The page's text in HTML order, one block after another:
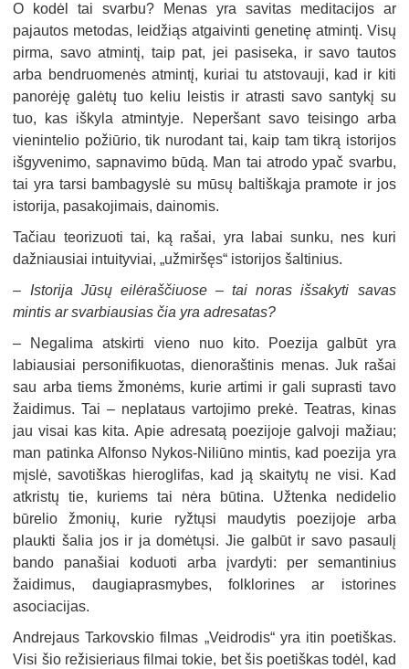
O kodėl tai svarbu? Menas yra savitas meditacijos ar
pajautos metodas, leidžiąs atgaivinti genetinę atmintį. Visų
pirma, savo atmintį, taip pat, jei pasiseka, ir savo tautos
arba bendruomenės atmintį, kuriai tu atstovauji, kad ir kiti
panorėję galėtų tuo keliu leistis ir atrasti savo santykį su
tuo, kas iškyla atmintyje. Neperšant savo teisingo arba
vienintelio požiūrio, tik nurodant tai, kaip tam tikrą istorijos
išgyvenimo, sapnavimo būdą. Man tai atrodo ypač svarbu,
tai yra tarsi bambagyslė su mūsų baltiškąja pramote ir jos
istorija, pasakojimais, dainomis.
Tačiau teorizuoti tai, ką rašai, yra labai sunku, nes kuri
dažniausiai intuityviai, „užmiršęs“ istorijos šaltinius.
– Istorija Jūsų eilėraščiuose – tai noras išsakyti savas
mintis ar svarbiausias čia yra adresatas?
– Negalima atskirti vieno nuo kito. Poezija galbūt yra
labiausiai personifikuotas, dienoraštinis menas. Juk rašai
sau arba tiems žmonėms, kurie artimi ir gali suprasti tavo
žaidimus. Tai – neplataus vartojimo prekė. Teatras, kinas
jau visai kas kita. Apie adresatą poezijoje galvoji mažiau;
man patinka Alfonso Nykos-Niliūno mintis, kad poezija yra
mįslė, savotiškas hieroglifas, kad ją skaitytų ne visi. Kad
atkristų tie, kuriems tai nėra būtina. Užtenka nedidelio
būrelio žmonių, kurie ryžtųsi maudytis poezijoje arba
plaukti šalia jos ir ja domėtųsi. Jie galbūt ir savo pasaulį
bando panašiai koduoti arba įvardyti: per semantinius
žaidimus, daugiaprasmybes, folklorines ar istorines
asociacijas.
Andrejaus Tarkovskio filmas „Veidrodis“ yra itin poetiškas.
Visi šio režisieriaus filmai tokie, bet šis poetiškas todėl, kad